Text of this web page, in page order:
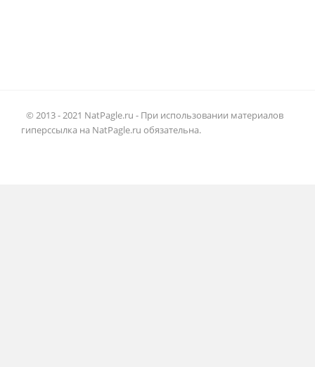
© 2013 - 2021 NatPagle.ru - При использовании материалов
гиперссылка на NatPagle.ru обязательна.